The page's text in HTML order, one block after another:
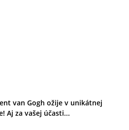
van Gogh ožije v unikátnej
Aj za vašej účasti...